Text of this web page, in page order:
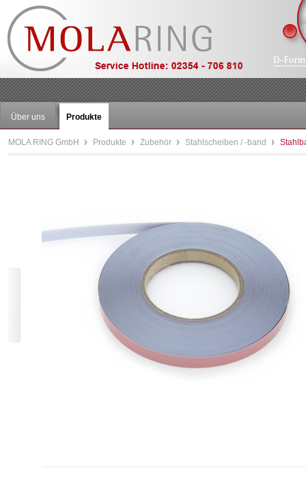
Über uns Produkte
MOLA RING GmbH Produkte Zubehör Stahlscheiben / -band